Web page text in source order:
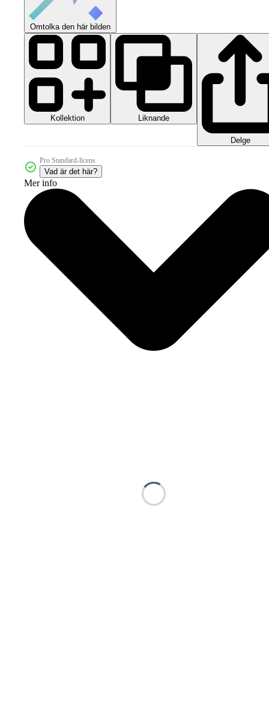
Omtolka den här bilden
Kollektion Liknande
Delge
Pro Standard-licens
Vad är det här?
Mer info